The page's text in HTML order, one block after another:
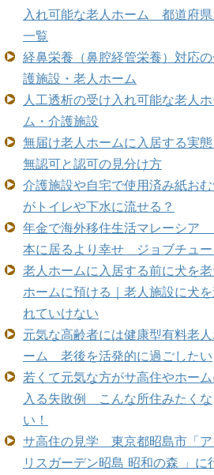
入れ可能な老人ホーム 都道府県
一覧
経鼻栄養（鼻腔経管栄養）対応
護施設・老人ホーム
人工透析の受け入れ可能な老人
ム・介護施設
無届け老人ホームに入居する実
無認可と認可の見分け方
介護施設や自宅で使用済み紙お
がトイレや下水に流せる？
年金で海外移住生活マレーシア
本に居るより幸せ ジョブチュー
老人ホームに入居する前に犬を
ホームに預ける｜老人施設に犬
れていけない
元気な高齢者には健康型有料老
ーム 老後を活発的に過ごしたい
若くて元気な方がサ高住やホー
入る失敗例 こんな所住みたくな
い！
サ高住の見学 東京都昭島市「ア
リスガーデン昭島 昭和の森 」に